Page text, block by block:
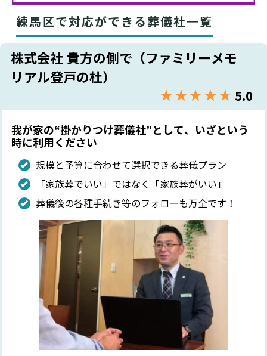
練馬区で対応ができる葬儀社一覧
株式会社 貴方の側で（ファミリーメモ
リアル登戸の杜）
★★★★★
☆☆☆☆☆ 5.0
我が家の“掛かりつけ葬儀社”として、いざという
時に利用ください
規模と予算に合わせて選択できる葬儀プラン
「家族葬でいい」ではなく「家族葬がいい」
葬儀後の各種手続き等のフォローも万全です！